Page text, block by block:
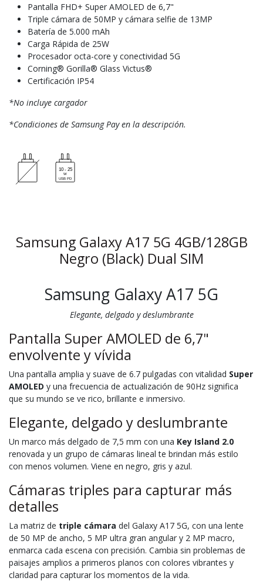
Pantalla FHD+ Super AMOLED de 6,7"
Triple cámara de 50MP y cámara selfie de 13MP
Batería de 5.000 mAh
Carga Rápida de 25W
Procesador octa-core y conectividad 5G
Corning® Gorilla® Glass Victus®
Certificación IP54
*No incluye cargador
*Condiciones de Samsung Pay en la descripción.
Samsung Galaxy A17 5G 4GB/128GB
Negro (Black) Dual SIM
Samsung Galaxy A17 5G
Elegante, delgado y deslumbrante
Pantalla Super AMOLED de 6,7"
envolvente y vívida
Una pantalla amplia y suave de 6.7 pulgadas con vitalidad Super
AMOLED y una frecuencia de actualización de 90Hz significa
que su mundo se ve rico, brillante e inmersivo.
Elegante, delgado y deslumbrante
Un marco más delgado de 7,5 mm con una Key Island 2.0
renovada y un grupo de cámaras lineal te brindan más estilo
con menos volumen. Viene en negro, gris y azul.
Cámaras triples para capturar más
detalles
La matriz de triple cámara del Galaxy A17 5G, con una lente
de 50 MP de ancho, 5 MP ultra gran angular y 2 MP macro,
enmarca cada escena con precisión. Cambia sin problemas de
paisajes amplios a primeros planos con colores vibrantes y
claridad para capturar los momentos de la vida.